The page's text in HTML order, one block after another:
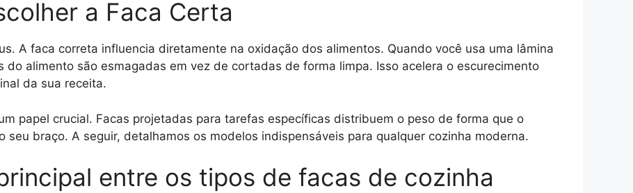
a Faca Certa
A faca correta influencia diretamente na oxidação dos alimentos. Quando você usa uma lâmina
do alimento são esmagadas em vez de cortadas de forma limpa. Isso acelera o escurecimento
da sua receita.
papel crucial. Facas projetadas para tarefas específicas distribuem o peso de forma que o
seu braço. A seguir, detalhamos os modelos indispensáveis para qualquer cozinha moderna.
entre os tipos de facas de cozinha